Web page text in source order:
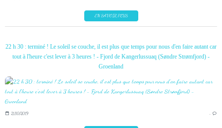
EN SAVOIR PLUS
22 h 30 : terminé ! Le soleil se couche, il est plus que temps pour nous d'en faire autant car
tout à l'heure c'est lever à 3 heures ! - Fjord de Kangerlussuaq (Søndre Strømfjord) -
Groenland
21/10/2019 …